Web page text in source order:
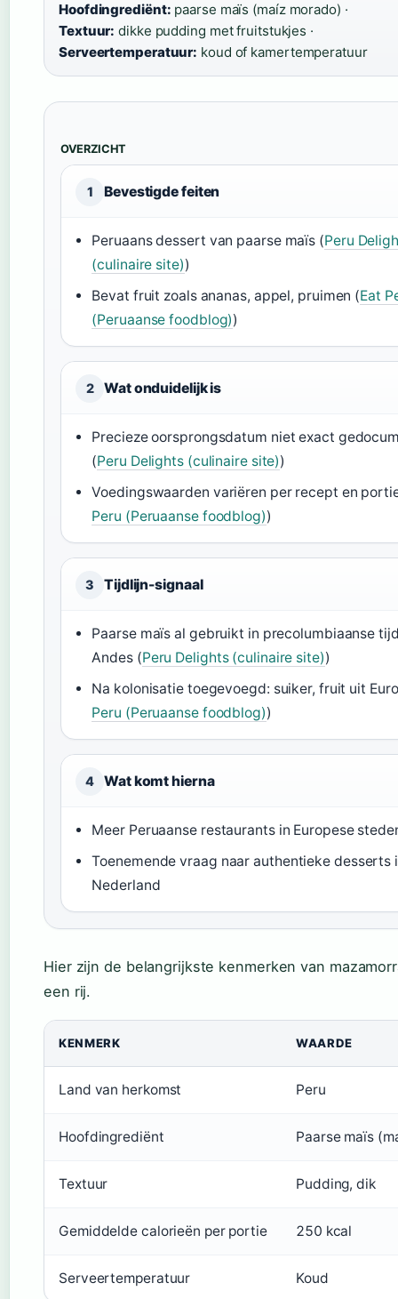
Hoofdingrediënt: paarse maïs (maíz morado) ·
Textuur: dikke pudding met fruitstukjes ·
Serveertemperatuur: koud of kamertemperatuur
OVERZICHT
1 Bevestigde feiten
Peruaans dessert van paarse maïs (Peru
(culinaire site))
Bevat fruit zoals ananas, appel, pruimen (Eat
(Peruaanse foodblog))
2 Wat onduidelijk is
Precieze oorsprongsdatum niet exact
(Peru Delights (culinaire site))
Voedingswaarden variëren per recept en
Peru (Peruaanse foodblog))
3 Tijdlijn-signaal
Paarse maïs al gebruikt in precolumbiaanse
Andes (Peru Delights (culinaire site))
Na kolonisatie toegevoegd: suiker, fruit uit
Peru (Peruaanse foodblog))
4 Wat komt hierna
Meer Peruaanse restaurants in Europese
Toenemende vraag naar authentieke desserts
Nederland
Hier zijn de belangrijkste kenmerken van
een rij.
KENMERK WAARDE
Land van herkomst Peru
Hoofdingrediënt Paarse maïs
Textuur Pudding, dik
Gemiddelde calorieën per portie 250 kcal
Serveertemperatuur Koud